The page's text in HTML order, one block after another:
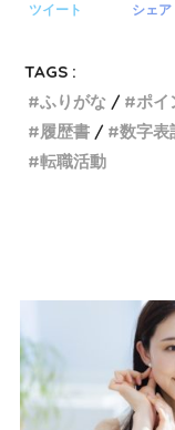
ツイート シェア
TAGS :
ふりがな
ポイ
履歴書
数字表
転職活動